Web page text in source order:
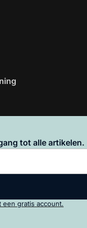
is onderdeel
tot alle artikelen.
een gratis account.